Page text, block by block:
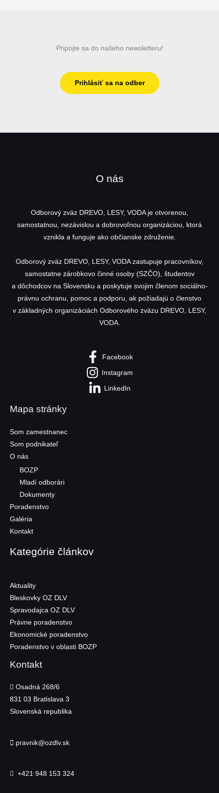
Pripojte sa do našeho newsletteru!
Prihlásiť sa na odber
O nás
Odborový zväz DREVO, LESY, VODA je otvorenou,
samostatnou, nezávislou a dobrovoľnou organizáciou, ktorá
vznikla a funguje ako občianske združenie.
Odborový zväz DREVO, LESY, VODA zastupuje pracovníkov,
samostatne zárobkovo činné osoby (SZČO), študentov
a dôchodcov na Slovensku a poskytuje svojim členom sociálno-
právnu ochranu, pomoc a podporu, ak požiadajú o členstvo
v základných organizáciách Odborového zväzu DREVO, LESY,
VODA.
Facebook
Instagram
LinkedIn
Mapa stránky
Som zamestnanec
Som podnikateľ
O nás
BOZP
Mladí odborári
Dokumenty
Poradenstvo
Galéria
Kontakt
Kategórie článkov
Aktuality
Bleskovky OZ DLV
Spravodajca OZ DLV
Právne poradenstvo
Ekonomické poradenstvo
Poradenstvo v oblasti BOZP
Kontakt
Osadná 268/6
831 03 Bratislava 3
Slovenská republika
pravnik@ozdlv.sk
+421 948 153 324